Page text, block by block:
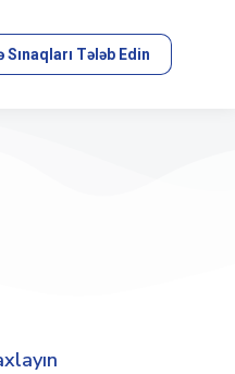
Sınaqları Tələb Edin